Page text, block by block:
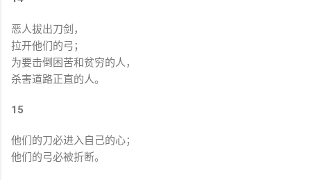
恶人拔出刀剑，
拉开他们的弓；
为要击倒困苦和贫穷的人，
杀害道路正直的人。
15
他们的刀必进入自己的心；
他们的弓必被折断。